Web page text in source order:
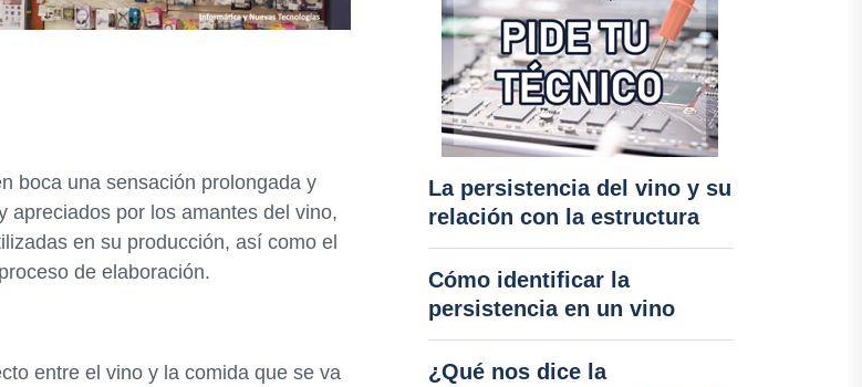
boca una sensación prolongada y
apreciados por los amantes del vino,
en su producción, así como el
de elaboración.
entre el vino y la comida que se va
La persistencia del vino y su
relación con la estructura
Cómo identificar la
persistencia en un vino
¿Qué nos dice la